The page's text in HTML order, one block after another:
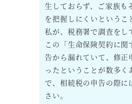
生しておらず、ご家族も
を把握しにくいというこ
私が、税務署で調査をし
この「生命保険契約に関
告から漏れていて、修正
ったということが数多く
で、相続税の申告の際に
さい。